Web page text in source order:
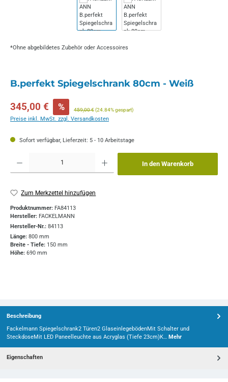
*Ohne abgebildetes Zubehör oder Accessoires
B.perfekt Spiegelschrank 80cm - Weiß
Verkaufspreis:
345,00 € % Regulärer Preis:
459,00 €(24.84% gespart)
Preise inkl. MwSt. zzgl. Versandkosten
Sofort verfügbar, Lieferzeit: 5 - 10 Arbeitstage
Produkt Anzahl: Gib den gewünschten Wert ein oder benutze die Schaltflächen um
In den Warenkorb
Zum Merkzettel hinzufügen
Produktnummer: FA84113
Hersteller: FACKELMANN
Hersteller-Nr.: 84113
Länge: 800 mm
Breite - Tiefe: 150 mm
Höhe: 690 mm
Beschreibung
Fackelmann Spiegelschrank2 Türen2 GlaseinlegebödenMit Schalter und
SteckdoseMit LED Paneelleuchte aus Acryglas (Tiefe 23cm)K… Mehr
Eigenschaften